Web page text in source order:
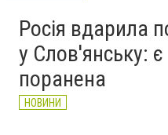
районів
НОВИНИ
Росія вдарила
у Слов'янську: є
поранена
НОВИНИ